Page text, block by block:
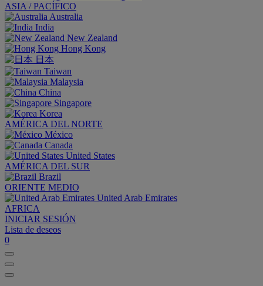
ASIA / PACÍFICO
Australia
India
New Zealand
Hong Kong
日本
Taiwan
Malaysia
China
Singapore
Korea
AMÉRICA DEL NORTE
México
Canada
United States
AMÉRICA DEL SUR
Brazil
ORIENTE MEDIO
United Arab Emirates
AFRICA
INICIAR SESIÓN
Lista de deseos
0